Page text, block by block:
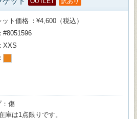
ット価格
¥4,600（税込）
#8051596
XXS
：傷
庫は1点限りです。